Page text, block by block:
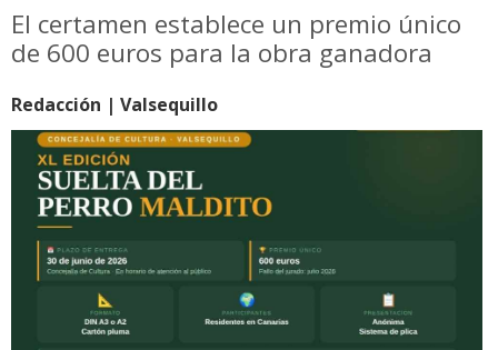
El certamen establece un premio único
de 600 euros para la obra ganadora
Redacción | Valsequillo